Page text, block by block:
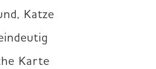
Katze
Karte